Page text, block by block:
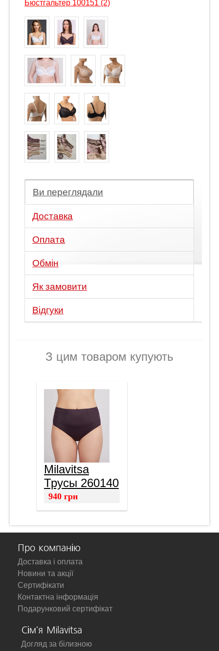
Бюстгальтер 100151 (2)
Ви переглядали
Доставка
Оплата
Обмін
Як замовити
Відгуки
З цим товаром купують
Milavitsa
Трусы 260140
940 грн
Про компанію
Доставка і оплата
Новини та акції
Сертифікати
Контактна інформація
Подарунковий сертифікат
Сім'я Milavitsa
Догляд за білизною